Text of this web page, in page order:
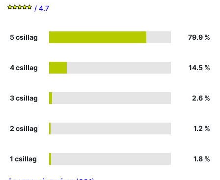
/ 4.7
5 csillag 79.9 %
4 csillag 14.5 %
3 csillag 2.6 %
2 csillag 1.2 %
1 csillag 1.8 %